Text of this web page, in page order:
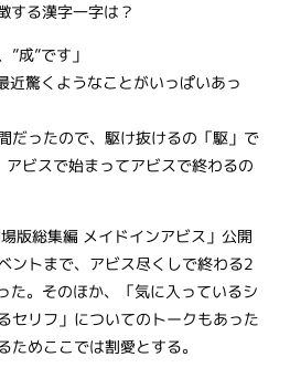
する漢字一字は？
成”です」
近驚くようなことがいっぱいあっ
だったので、駆け抜けるの「駆」で
ビスで始まってアビスで終わるの
版総集編 メイドインアビス」公開
ントまで、アビス尽くしで終わる2
た。そのほか、「気に入っているシ
セリフ」についてのトークもあった
ためここでは割愛とする。